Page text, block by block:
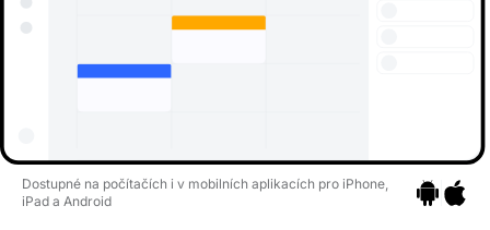
Dostupné na počítačích i v mobilních aplikacích pro iPhone,
iPad a Android